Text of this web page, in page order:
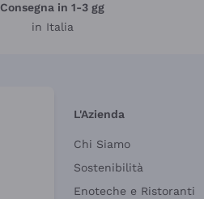
Consegna in 1-3 gg
in Italia
L'Azienda
Chi Siamo
Sostenibilità
Enoteche e Ristoranti